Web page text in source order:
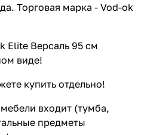
Торговая марка - Vod-ok
Elite Версаль 95 см
виде!
купить отдельно!
входит (тумба,
предметы